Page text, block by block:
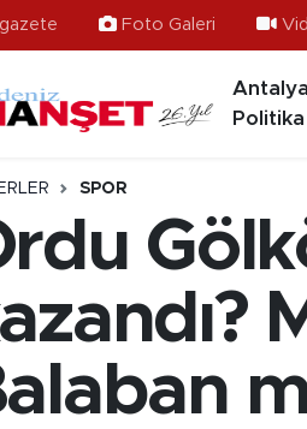
Foto Galeri
Politika
SPOR
Durumu ve Fikstür
Haberleri